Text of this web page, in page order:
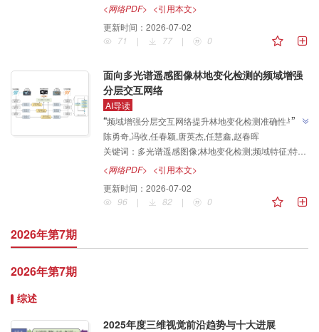
通过多层特征融合与多原型学习机制，在已知和未知伪
造场景下均实现准确率大幅提升，为司法取证提供技术
支撑。
<网络PDF> <引用本文>
更新时间： 2026-07-02
71
| 77 | 0
面向多光谱遥感图像林地变化检测的频域增强
分层交互网络
AI导读
“频域增强分层交互网络提升林地变化检测准确性与鲁
棒性，有效缓解双时相风格差异引起的伪变化干扰，并
提升对细微变化与多尺度变化对象的检测能力，从而获
得更为准确、稳定的林地变化检测结果。
”
陈勇奇,冯收,任春颖,唐英杰,任慧鑫,赵春晖
关键词： 多光谱遥感图像;林地变化检测;频域特征;特征交互;多尺度变化感知
<网络PDF> <引用本文>
更新时间： 2026-07-02
96
| 82 | 0
2026年第7期
2026年第7期
综述
2025年度三维视觉前沿趋势与十大进展